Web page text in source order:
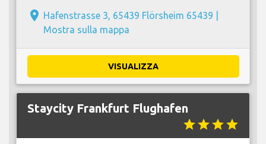
place Hafenstrasse 3, 65439 Flörsheim 65439 |
Mostra sulla mappa
VISUALIZZA
Staycity Frankfurt Flughafen
starstarstarstar